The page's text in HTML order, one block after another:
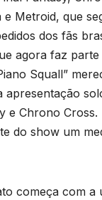
e Metroid, que
dos fãs
agora faz
Squall”
apresentação
e Chrono
do show um
começa com a